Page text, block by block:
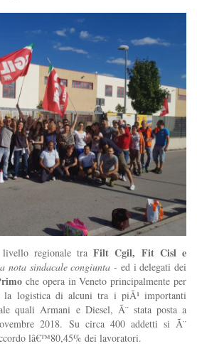
livello regionale traFilt Cgil, Fit Cisl e
nota sindacale congiunta - ed i delegati dei
che opera in Veneto principalmente per
la logistica di alcuni tra i piÃ¹ importanti
quali Armani e Diesel, Ã¨ stata posta a
2018. Su circa 400 addetti si Ã¨
lâ€™80,45% dei lavoratori.